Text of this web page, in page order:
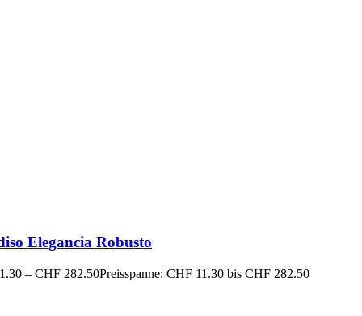
Elegancia Robusto
– CHF 282.50Preisspanne: CHF 11.30 bis CHF 282.50